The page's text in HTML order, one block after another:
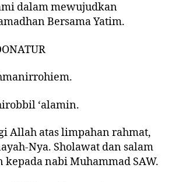
dalam mewujudkan
Bersama Yatim.
‘alamin.
Allah atas limpahan rahmat,
Nya. Sholawat dan salam
nabi Muhammad SAW.